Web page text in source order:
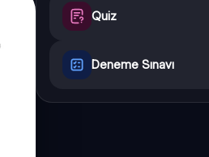
Quiz
Deneme Sınavı